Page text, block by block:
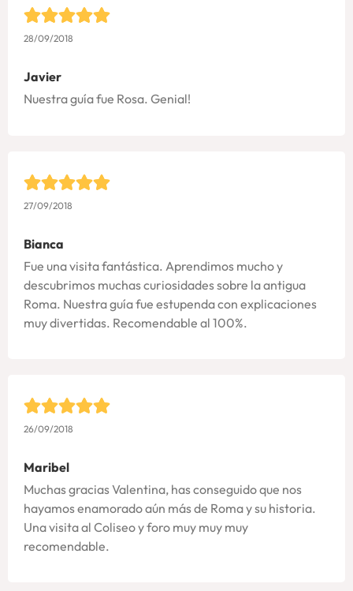
28/09/2018
Javier
Nuestra guía fue Rosa. Genial!
27/09/2018
Bianca
Fue una visita fantástica. Aprendimos mucho y
descubrimos muchas curiosidades sobre la antigua
Roma. Nuestra guía fue estupenda con explicaciones
muy divertidas. Recomendable al 100%.
26/09/2018
Maribel
Muchas gracias Valentina, has conseguido que nos
hayamos enamorado aún más de Roma y su historia.
Una visita al Coliseo y foro muy muy muy
recomendable.